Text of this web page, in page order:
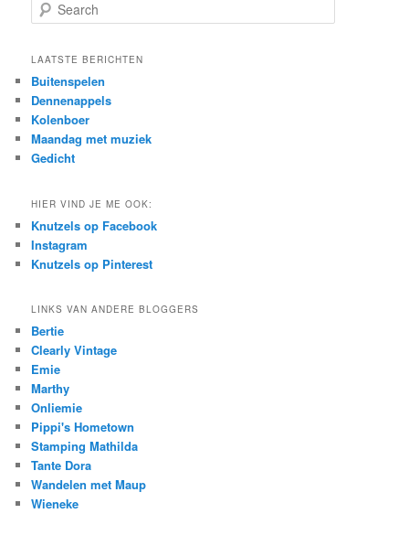
e
r
h
LAATSTE BERICHTEN
Buitenspelen
Dennenappels
Kolenboer
Maandag met muziek
Gedicht
HIER VIND JE ME OOK:
Knutzels op Facebook
Instagram
Knutzels op Pinterest
LINKS VAN ANDERE BLOGGERS
Bertie
Clearly Vintage
Emie
Marthy
Onliemie
Pippi's Hometown
Stamping Mathilda
Tante Dora
Wandelen met Maup
Wieneke